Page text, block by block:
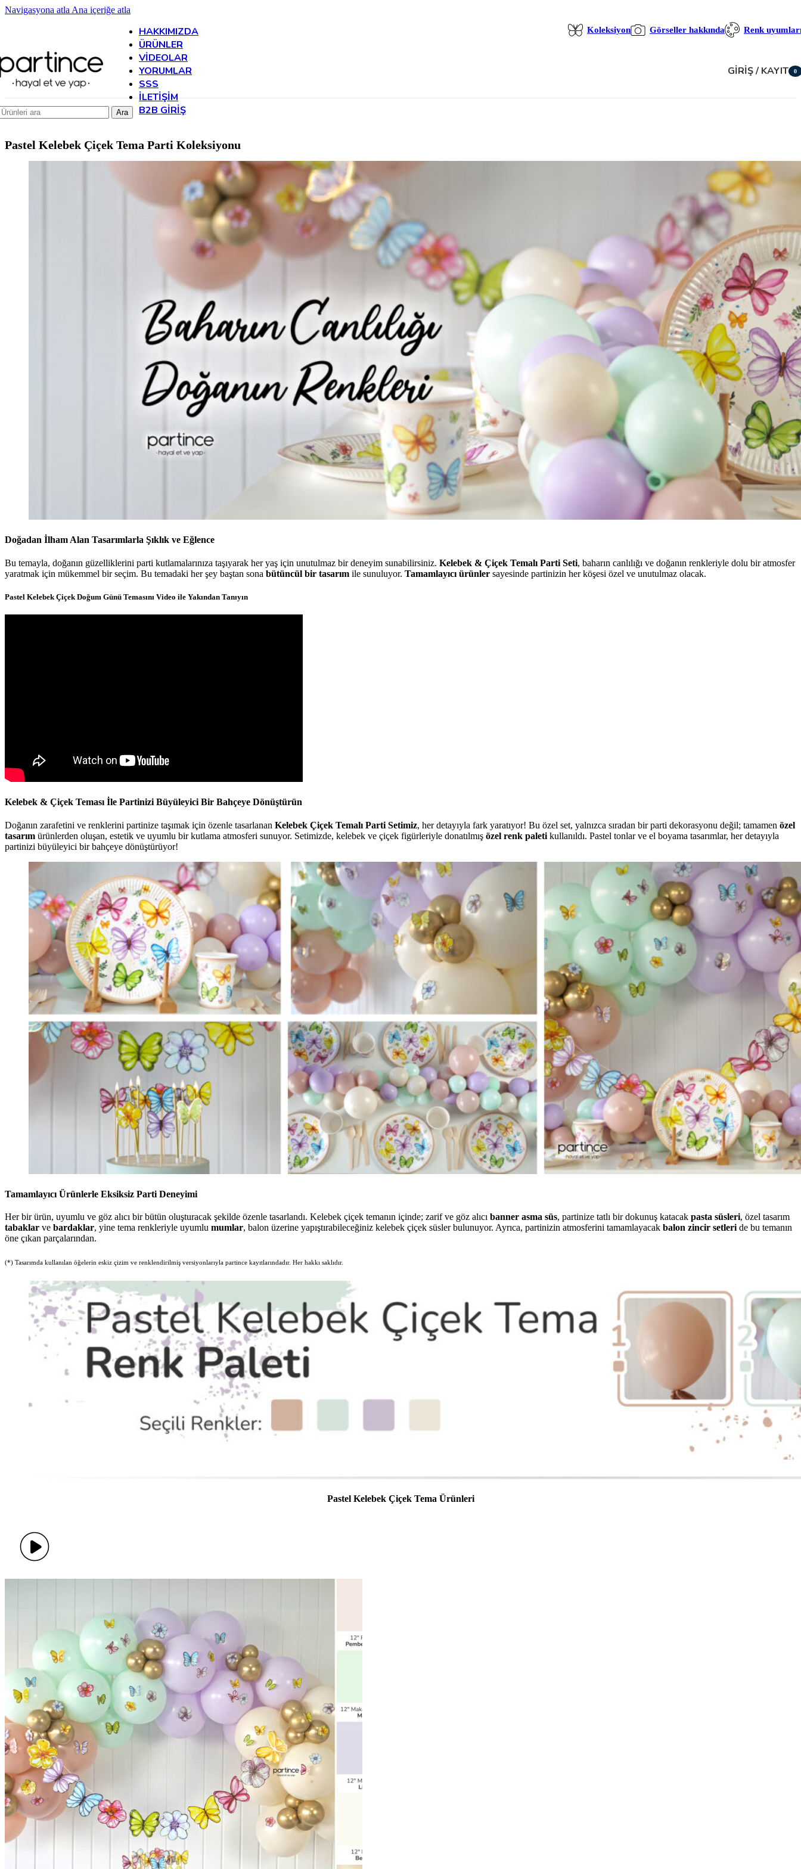
Navigasyona atla Ana içeriğe atla
Koleksiyon Görseller hakkında Renk
HAKKIMIZDA
ÜRÜNLER
VIDEOLAR
YORUMLAR
SSS
İLETIŞIM
B2B GIRIŞ
GIRIŞ / KAYIT
0
Ara
Pastel Kelebek Çiçek Tema Parti Koleksiyonu
Doğadan İlham Alan Tasarımlarla Şıklık ve Eğlence
Bu temayla, doğanın güzelliklerini parti kutlamalarınıza taşıyarak her yaş için unutulmaz bir deneyim sunabilirsiniz. Kelebek & Çiçek Temalı Parti Seti, baharın canlılığı ve doğanın renkleriyle dolu bir atmosfer
yaratmak için mükemmel bir seçim. Bu temadaki her şey baştan sona bütüncül bir tasarım ile sunuluyor. Tamamlayıcı ürünler sayesinde partinizin her köşesi özel ve unutulmaz olacak.
Pastel Kelebek Çiçek Doğum Günü Temasını Video ile Yakından Tanıyın
Kelebek & Çiçek Teması İle Partinizi Büyüleyici Bir Bahçeye Dönüştürün
Doğanın zarafetini ve renklerini partinize taşımak için özenle tasarlanan Kelebek Çiçek Temalı Parti Setimiz, her detayıyla fark yaratıyor! Bu özel set, yalnızca sıradan bir parti dekorasyonu değil; tamamen özel
tasarım ürünlerden oluşan, estetik ve uyumlu bir kutlama atmosferi sunuyor. Setimizde, kelebek ve çiçek figürleriyle donatılmış özel renk paleti kullanıldı. Pastel tonlar ve el boyama tasarımlar, her detayıyla
partinizi büyüleyici bir bahçeye dönüştürüyor!
Tamamlayıcı Ürünlerle Eksiksiz Parti Deneyimi
Her bir ürün, uyumlu ve göz alıcı bir bütün oluşturacak şekilde özenle tasarlandı. Kelebek çiçek temanın içinde; zarif ve göz alıcı banner asma süs, partinize tatlı bir dokunuş katacak pasta süsleri, özel tasarım
tabaklar ve bardaklar, yine tema renkleriyle uyumlu mumlar, balon üzerine yapıştırabileceğiniz kelebek çiçek süsler bulunuyor. Ayrıca, partinizin atmosferini tamamlayacak balon zincir setleri de bu temanın
öne çıkan parçalarından.
(*) Tasarımda kullanılan öğelerin eskiz çizim ve renklendirilmiş versiyonlarıyla partince kayıtlarındadır. Her hakkı saklıdır.
Pastel Kelebek Çiçek Tema Ürünleri